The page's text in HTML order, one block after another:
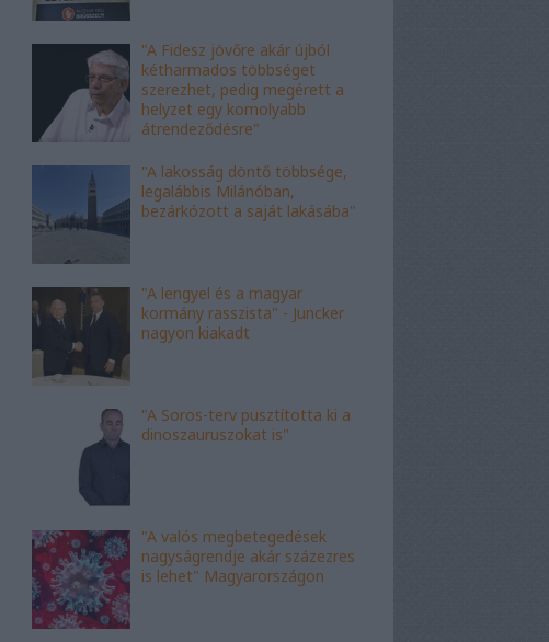
"A Fidesz jövőre akár újból
kétharmados többséget
szerezhet, pedig megérett a
helyzet egy komolyabb
átrendeződésre"
"A lakosság döntő többsége,
legalábbis Milánóban,
bezárkózott a saját lakásába"
"A lengyel és a magyar
kormány rasszista" - Juncker
nagyon kiakadt
"A Soros-terv pusztította ki a
dinoszauruszokat is"
"A valós megbetegedések
nagyságrendje akár százezres
is lehet" Magyarországon